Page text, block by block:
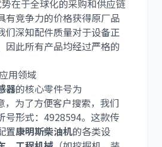
依维柯
在于全球化的采购和供应链
有竞争力的价格获得原厂品
们深知配件质量对于设备正
因此所有产品均经过严格的
用领域
器的核心零件号为
，为了方便客户搜索，我们
形式： 4928594。这款传
置康明斯柴油机的各类设